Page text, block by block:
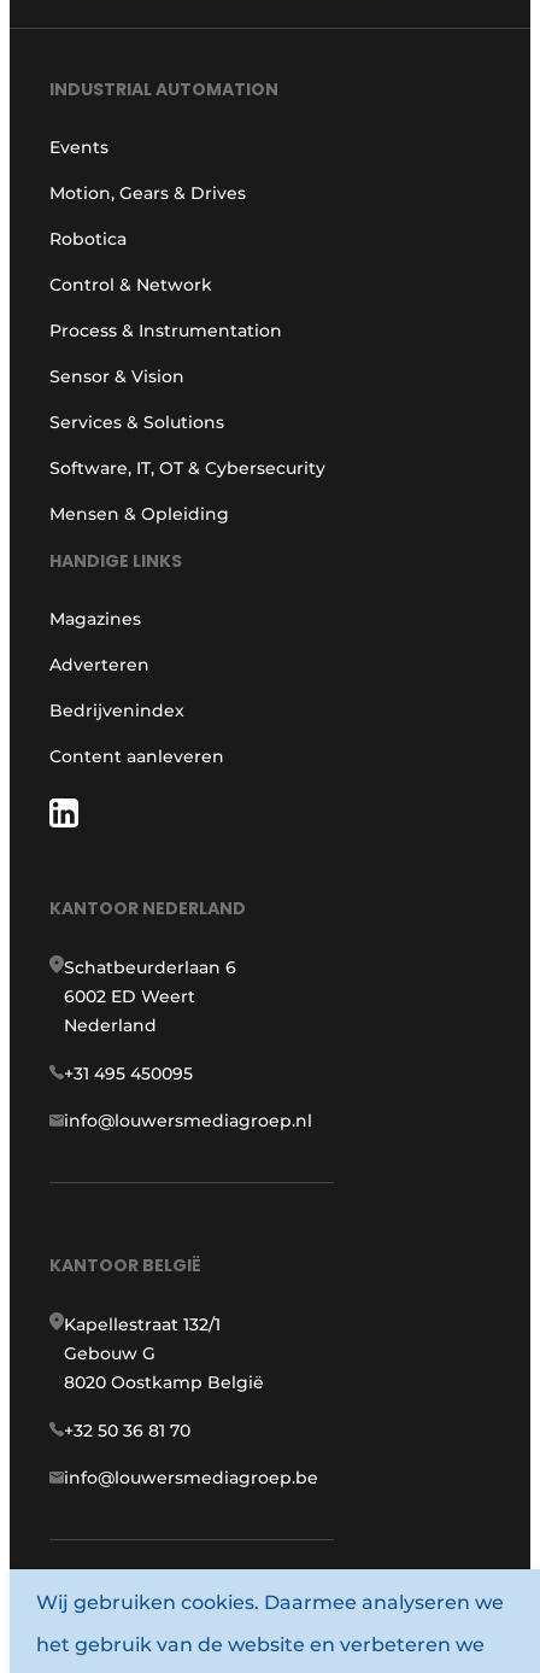
INDUSTRIAL AUTOMATION
Events
Motion, Gears & Drives
Robotica
Control & Network
Process & Instrumentation
Sensor & Vision
Services & Solutions
Software, IT, OT & Cybersecurity
Mensen & Opleiding
HANDIGE LINKS
Magazines
Adverteren
Bedrijvenindex
Content aanleveren
KANTOOR NEDERLAND
Schatbeurderlaan 6
6002 ED Weert
Nederland
+31 495 450095
info@louwersmediagroep.nl
KANTOOR BELGIË
Kapellestraat 132/1
Gebouw G
8020 Oostkamp België
+32 50 36 81 70
info@louwersmediagroep.be
www.louwersmediagroep.com
© 1987 - 2026 Louwersmediagroep.
Wij gebruiken cookies. Daarmee analyseren we
het gebruik van de website en verbeteren we